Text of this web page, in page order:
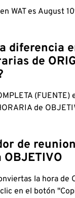
WAT es August
diferencia
de
(FUENTE)
de
de
OBJETIVO
la hora de
en el botón